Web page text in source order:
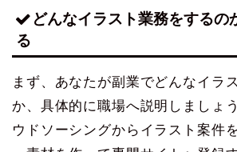
どんなイラスト業務をするの
る
まず、あなたが副業でどんなイラ
か、具体的に職場へ説明しましょ
ウドソーシングからイラスト案件